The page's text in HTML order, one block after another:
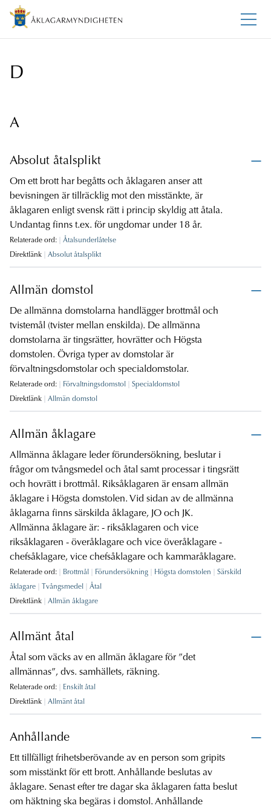
D
A
Absolut åtalsplikt
Om ett brott har begåtts och åklagaren anser att
bevisningen är tillräcklig mot den misstänkte, är
åklagaren enligt svensk rätt i princip skyldig att åtala.
Undantag finns t.ex. för ungdomar under 18 år.
Relaterade ord:
Åtalsunderlåtelse
Direktlänk
Absolut åtalsplikt
Allmän domstol
De allmänna domstolarna handlägger brottmål och
tvistemål (tvister mellan enskilda). De allmänna
domstolarna är tingsrätter, hovrätter och Högsta
domstolen. Övriga typer av domstolar är
förvaltningsdomstolar och specialdomstolar.
Relaterade ord: Förvaltningsdomstol
Specialdomstol
Direktlänk
Allmän domstol
Allmän åklagare
Allmänna åklagare leder förundersökning, beslutar i
frågor om tvångsmedel och åtal samt processar i tingsrätt
och hovrätt i brottmål. Riksåklagaren är ensam allmän
åklagare i Högsta domstolen. Vid sidan av de allmänna
åklagarna finns särskilda åklagare, JO och JK.
Allmänna åklagare är: - riksåklagaren och vice
riksåklagaren - överåklagare och vice överåklagare -
chefsåklagare, vice chefsåklagare och kammaråklagare.
Relaterade ord: Brottmål Förundersökning Högsta domstolen
Särskild
åklagare
Tvångsmedel
Åtal
Direktlänk
Allmän åklagare
Allmänt åtal
Åtal som väcks av en allmän åklagare för ”det
allmännas”, dvs. samhällets, räkning.
Relaterade ord:
Enskilt åtal
Direktlänk
Allmänt åtal
Anhållande
Ett tillfälligt frihetsberövande av en person som gripits
som misstänkt för ett brott. Anhållande beslutas av
åklagare. Senast efter tre dagar ska åklagaren fatta beslut
om häktning ska begäras i domstol. Anhållande